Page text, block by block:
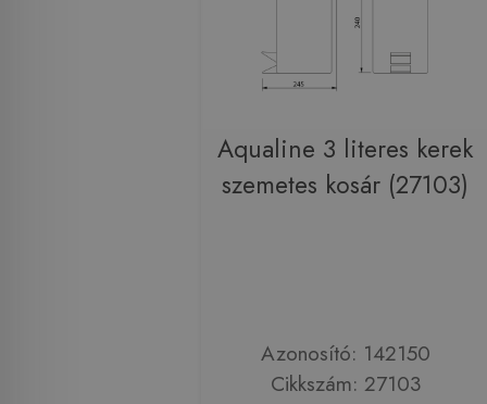
Aqualine 3 literes kerek
szemetes kosár (27103)
Azonosító: 142150
Cikkszám: 27103